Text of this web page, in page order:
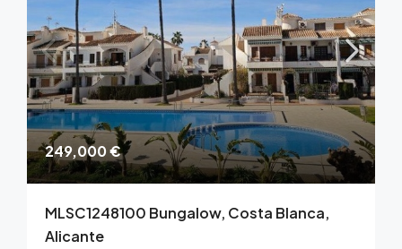
249,000 €
MLSC1248100 Bungalow, Costa Blanca,
Alicante